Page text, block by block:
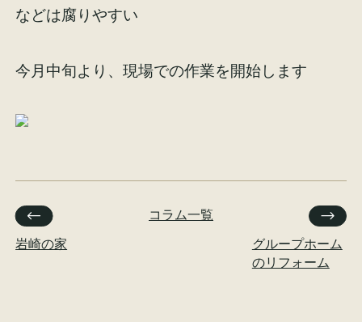
などは腐りやすい
今月中旬より、現場での作業を開始します
岩崎の家
コラム一覧
グループホーム
のリフォーム